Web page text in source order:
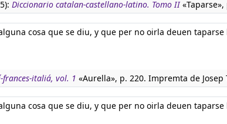
Diccionario catalan-castellano-latino. Tomo II«Taparse»,
cosa que se diu, y que per no oirla deuen taparse
italiá, vol. 1 «Aurella», p. 220. Impremta de Josep
cosa que se diu, y que per no oirla deuen taparse